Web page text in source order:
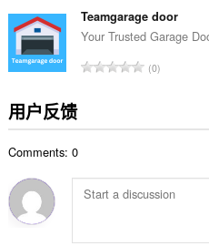
分
次
：
Teamgarage door
Your Trusted Garage
总
0
用户反馈
Comments: 0